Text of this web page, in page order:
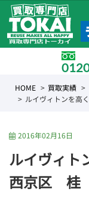
HOME 買取実績
ルイヴィトンを
2016年02月16日
ルイヴィ
西京区 桂